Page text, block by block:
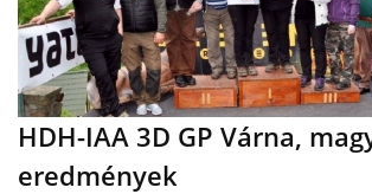
HDH-IAA 3D GP Várna,
eredmények